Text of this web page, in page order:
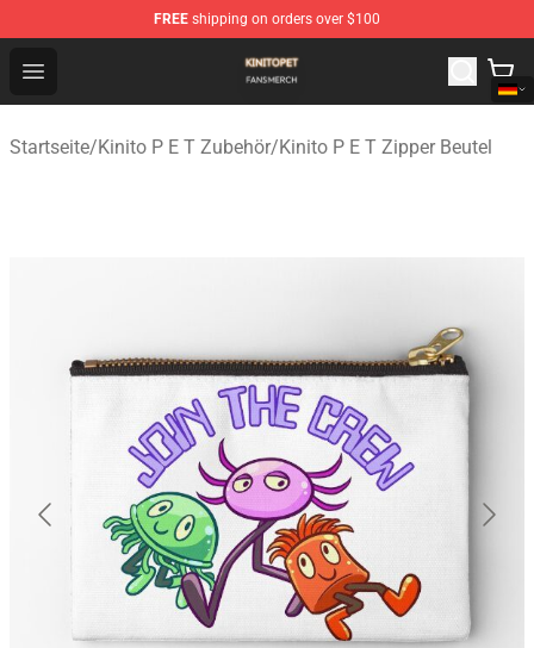
FREE shipping on orders over $100
Open menu
Kinito P E T Shop - Official Kinito P E T Merchandise
Startseite/Kinito P E T Zubehör/Kinito P E T Zipper Beutel